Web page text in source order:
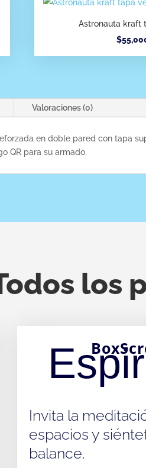
Astronauta kraft
$
Valoraciones (0)
en doble pared con tapa
QR para su armado.
los
Invita la
espacios y
balance.